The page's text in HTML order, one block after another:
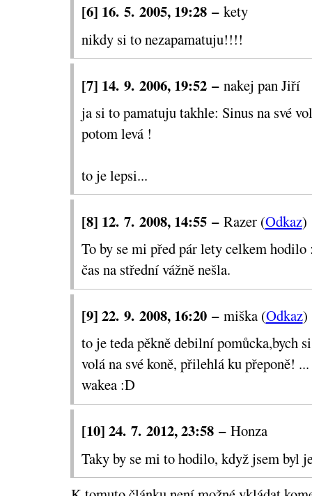
[6] 16. 5. 2005, 19:28 – kety
nikdy si to nezapamatuju!!!!
[7] 14. 9. 2006, 19:52 – nakej pan Jiří
ja si to pamatuju takhle: Sinus na své
potom levá !
to je lepsi...
[8] 12. 7. 2008, 14:55 – Razer (Odkaz)
To by se mi před pár lety celkem
čas na střední vážně nešla.
[9] 22. 9. 2008, 16:20 – miška (Odkaz)
to je teda pěkně debilní pomůcka,bych
volá na své koně, přilehlá ku přeponě!
wakea :D
[10] 24. 7. 2012, 23:58 – Honza
Taky by se mi to hodilo, když jsem byl